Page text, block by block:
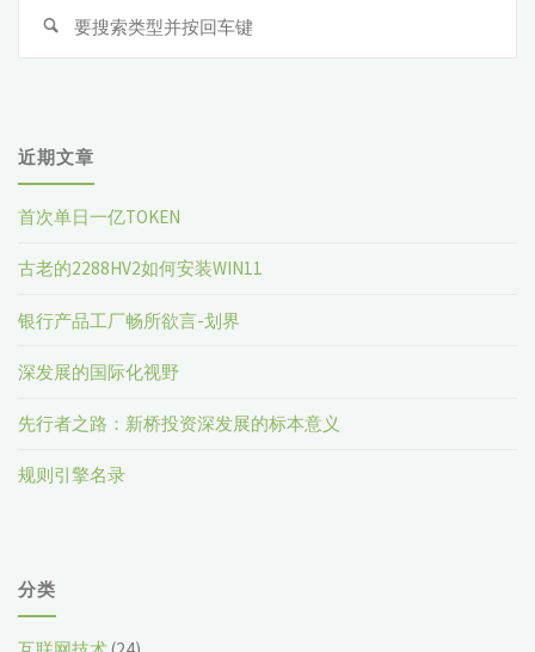
近期文章
首次单日一亿TOKEN
古老的2288HV2如何安装WIN11
银行产品工厂畅所欲言-划界
深发展的国际化视野
先行者之路：新桥投资深发展的标本意义
规则引擎名录
分类